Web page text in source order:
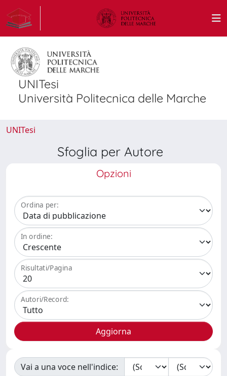
UNITesi
Università Politecnica delle Marche
UNITesi
Sfoglia per Autore
Opzioni
Ordina per:
In ordine:
Risultati/Pagina
Autori/Record:
Vai a una voce nell'indice: